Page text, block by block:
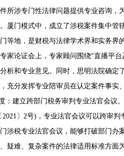
所涉专门性法律问题提供专业咨询
厦门模式中，成立了涉税案件集中管
等地，是财税与法律学术界和实务界
家论证会上，专家顾问围绕“直播平
析和专业意见。同时，思明法院确定
充分发挥专业陪审员在认定案件事实
建立跨部门税务审判专业法官会议。
〕2号)，专业法官会议可以跨审
涉税专业法官会议，能够打破部门办
疑难、复杂案件的法律适用标准方面